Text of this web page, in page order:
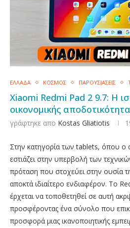
ΕΛΛΑΔΑ ΚΟΣΜΟΣ ΠΑΡΟΥΣΙΑΣΕΙΣ
Xiaomi Redmi Pad 2 9.7: Η
οικονομικής
γράφτηκε απο Kostas Gliatiotis
Στην κατηγορία των tablets, όπου ο
εστιάζει στην υπερβολή των
πρόταση που στοχεύει στην ουσία
αποκτά ιδιαίτερο ενδιαφέρον. Το
έρχεται να τοποθετηθεί σε αυτή
προσφέροντας ένα σύνολο που
προσφορά μιας ικανοποιητικής